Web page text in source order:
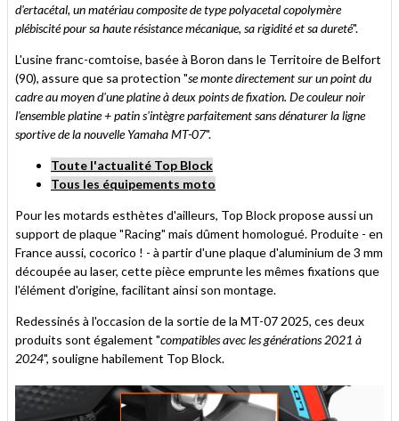
d'ertacétal, un matériau composite de type polyacetal copolymère
plébiscité pour sa haute résistance mécanique, sa rigidité et sa dureté".
L'usine franc-comtoise, basée à Boron dans le Territoire de Belfort
(90), assure que sa protection "se monte directement sur un point du
cadre au moyen d'une platine à deux points de fixation. De couleur noir
l'ensemble platine + patin s'intègre parfaitement sans dénaturer la ligne
sportive de la nouvelle Yamaha MT-07".
Toute l'actualité Top Block
Tous les équipements moto
Pour les motards esthètes d'ailleurs, Top Block propose aussi un
support de plaque "Racing" mais dûment homologué. Produite - en
France aussi, cocorico ! - à partir d'une plaque d'aluminium de 3 mm
découpée au laser, cette pièce emprunte les mêmes fixations que
l'élément d'origine, facilitant ainsi son montage.
Redessinés à l'occasion de la sortie de la MT-07 2025, ces deux
produits sont également "compatibles avec les générations 2021 à
2024", souligne habilement Top Block.